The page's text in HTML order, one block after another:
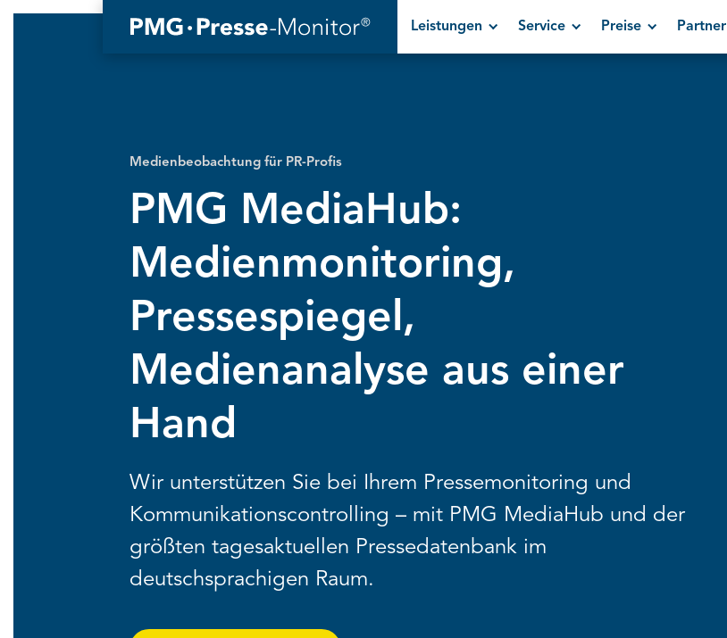
Leistungen Service Preise Partner
Medienbeobachtung für PR-Profis
PMG MediaHub:
Medienmonitoring,
Pressespiegel,
Medienanalyse aus einer
Hand
Wir unterstützen Sie bei Ihrem Pressemonitoring und
Kommunikationscontrolling – mit PMG MediaHub und der
größten tagesaktuellen Pressedatenbank im
deutschsprachigen Raum.